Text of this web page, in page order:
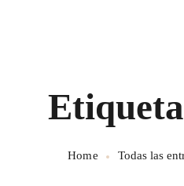
Home Todas las